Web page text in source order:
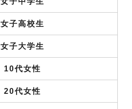
女子高校生
女子大学生
10代女性
20代女性